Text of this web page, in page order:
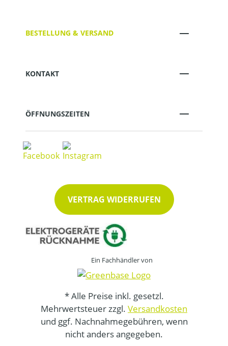
BESTELLUNG & VERSAND
KONTAKT
ÖFFNUNGSZEITEN
VERTRAG WIDERRUFEN
Ein Fachhändler von
* Alle Preise inkl. gesetzl.
Mehrwertsteuer zzgl. Versandkosten
und ggf. Nachnahmegebühren, wenn
nicht anders angegeben.